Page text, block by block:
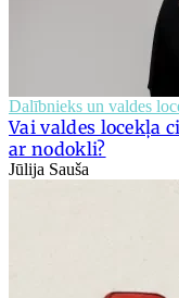
Dalībnieks un valdes
Vai valdes locekļa
ar nodokli?
Jūlija Sauša